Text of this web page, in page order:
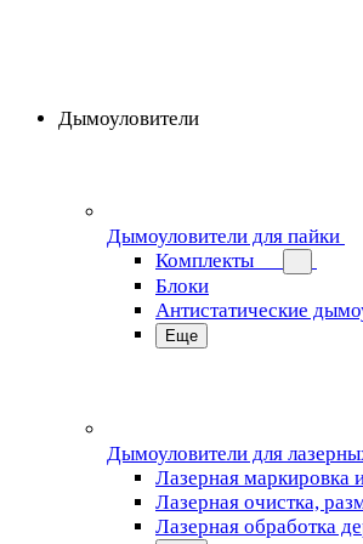
Дымоуловители
Дымоуловители для пайки
Комплекты
Блоки
Антистатические
Еще
Дымоуловители для
Лазерная маркировка
Лазерная очистка,
Лазерная обработка